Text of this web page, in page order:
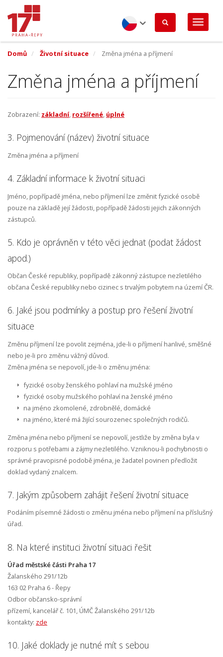
hlavnímu
obsahu
Czech
Domů
Životní situace Změna jména a příjmení
Změna jména a příjmení
Zobrazení: základní, rozšířené, úplné
3. Pojmenování (název) životní situace
Změna jména a příjmení
4. Základní informace k životní situaci
Jméno, popřípadě jména, nebo příjmení lze změnit fyzické osobě
pouze na základě její žádosti, popřípadě žádosti jejich zákonných
zástupců.
5. Kdo je oprávněn v této věci jednat (podat žádost
apod.)
Občan České republiky, popřípadě zákonný zástupce nezletilého
občana České republiky nebo cizinec s trvalým pobytem na území ČR.
6. Jaké jsou podmínky a postup pro řešení životní
situace
Změnu příjmení lze povolit zejména, jde-li o příjmení hanlivé, směšné
nebo je-li pro změnu vážný důvod.
Změna jména se nepovolí, jde-li o změnu jména:
fyzické osoby ženského pohlaví na mužské jméno
fyzické osoby mužského pohlaví na ženské jméno
na jméno zkomolené, zdrobnělé, domácké
na jméno, které má žijící sourozenec společných rodičů.
Změna jména nebo příjmení se nepovolí, jestliže by změna byla v
rozporu s potřebami a zájmy nezletilého. Vzniknou-li pochybnosti o
správné pravopisné podobě jména, je žadatel povinen předložit
doklad vydaný znalcem.
7. Jakým způsobem zahájit řešení životní situace
Podáním písemné žádosti o změnu jména nebo příjmení na příslušný
úřad.
8. Na které instituci životní situaci řešit
Úřad městské části Praha 17
Žalanského 291/12b
163 02 Praha 6 - Řepy
Odbor občansko-správní
přízemí, kancelář č. 101, ÚMČ Žalanského 291/12b
kontakty: zde
10. Jaké doklady je nutné mít s sebou